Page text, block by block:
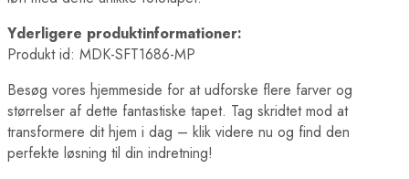
Japan Plakater
Jordan Plakater
Verdens Byplakater
Beijing Plakater
Boston Plakater
Brasilia Plakater
Cairo Plakater
Chicago Plakater
Hong Kong Plakater
Yderligere produktinformationer:
Produkt id: MDK-SFT1686-MP
Besøg vores hjemmeside for at udforske flere farver og
størrelser af dette fantastiske tapet. Tag skridtet mod at
transformere dit hjem i dag – klik videre nu og find den
perfekte løsning til din indretning!